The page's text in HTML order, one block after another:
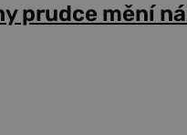
prudce mění